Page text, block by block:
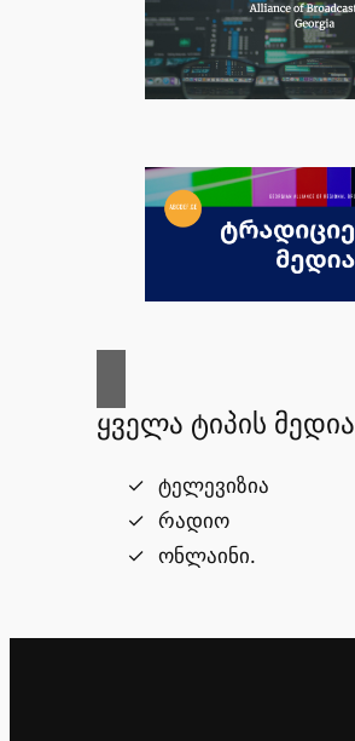
ყველა ტიპის მედია
ტელევიზია
რადიო
ონლაინი.